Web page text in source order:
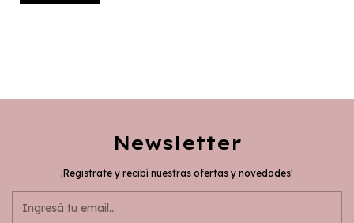
Newsletter
¡Registrate y recibí nuestras ofertas y novedades!